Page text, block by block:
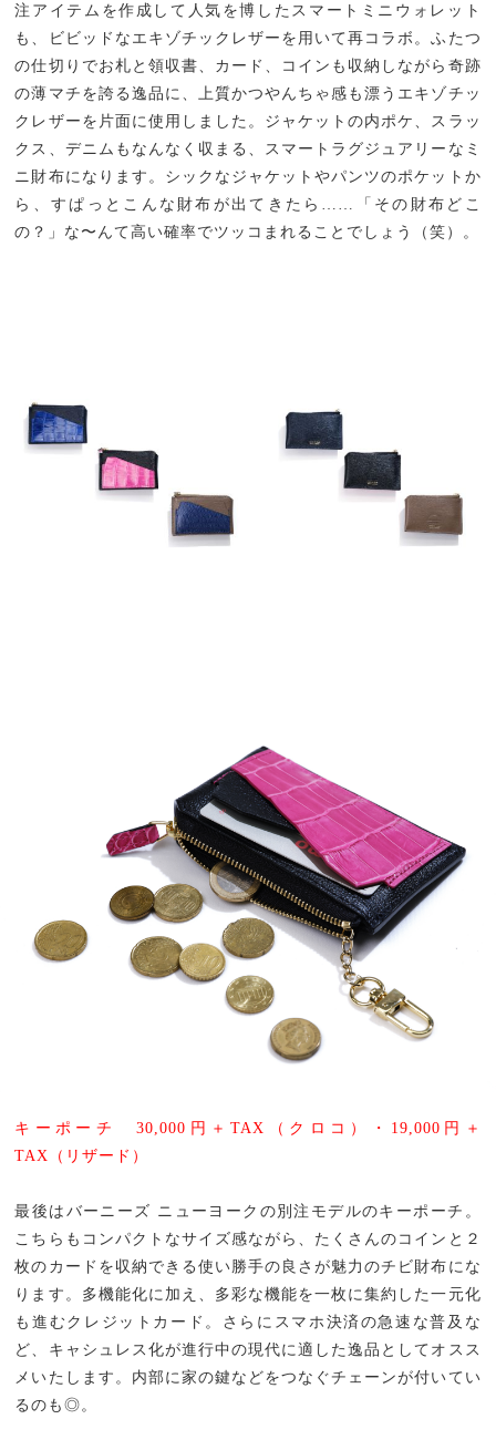
注アイテムを作成して人気を博したスマートミニウォレット
も、ビビッドなエキゾチックレザーを用いて再コラボ。ふたつ
の仕切りでお札と領収書、カード、コインも収納しながら奇跡
の薄マチを誇る逸品に、上質かつやんちゃ感も漂うエキゾチッ
クレザーを片面に使用しました。ジャケットの内ポケ、スラッ
クス、デニムもなんなく収まる、スマートラグジュアリーなミ
ニ財布になります。シックなジャケットやパンツのポケットか
ら、すぱっとこんな財布が出てきたら……「その財布どこ
の？」な〜んて高い確率でツッコまれることでしょう（笑）。
キーポーチ 30,000円＋TAX（クロコ）・19,000円＋
TAX（リザード）
最後はバーニーズ ニューヨークの別注モデルのキーポーチ。
こちらもコンパクトなサイズ感ながら、たくさんのコインと２
枚のカードを収納できる使い勝手の良さが魅力のチビ財布にな
ります。多機能化に加え、多彩な機能を一枚に集約した一元化
も進むクレジットカード。さらにスマホ決済の急速な普及な
ど、キャシュレス化が進行中の現代に適した逸品としてオスス
メいたします。内部に家の鍵などをつなぐチェーンが付いてい
るのも◎。